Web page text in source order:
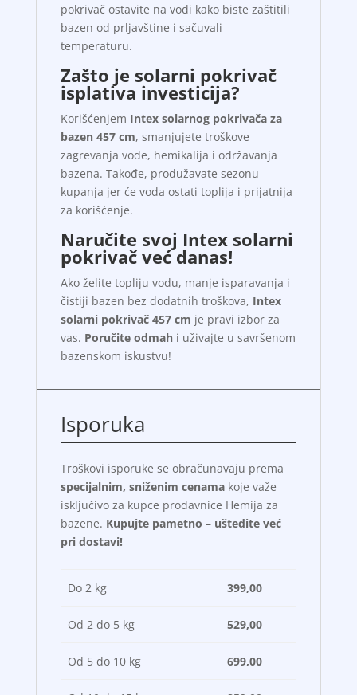
pokrivač ostavite na vodi kako biste zaštitili
bazen od prljavštine i sačuvali
temperaturu.
Zašto je solarni pokrivač
isplativa investicija?
Korišćenjem Intex solarnog pokrivača za
bazen 457 cm, smanjujete troškove
zagrevanja vode, hemikalija i održavanja
bazena. Takođe, produžavate sezonu
kupanja jer će voda ostati toplija i prijatnija
za korišćenje.
Naručite svoj Intex solarni
pokrivač već danas!
Ako želite topliju vodu, manje isparavanja i
čistiji bazen bez dodatnih troškova, Intex
solarni pokrivač 457 cm je pravi izbor za
vas. Poručite odmahi uživajte u savršenom
bazenskom iskustvu!
Isporuka
Troškovi isporuke se obračunavaju prema
specijalnim, sniženim cenamakoje važe
isključivo za kupce prodavnice Hemija za
bazene. Kupujte pametno – uštedite već
pri dostavi!
Do 2 kg 399,00
Od 2 do 5 kg 529,00
Od 5 do 10 kg 699,00